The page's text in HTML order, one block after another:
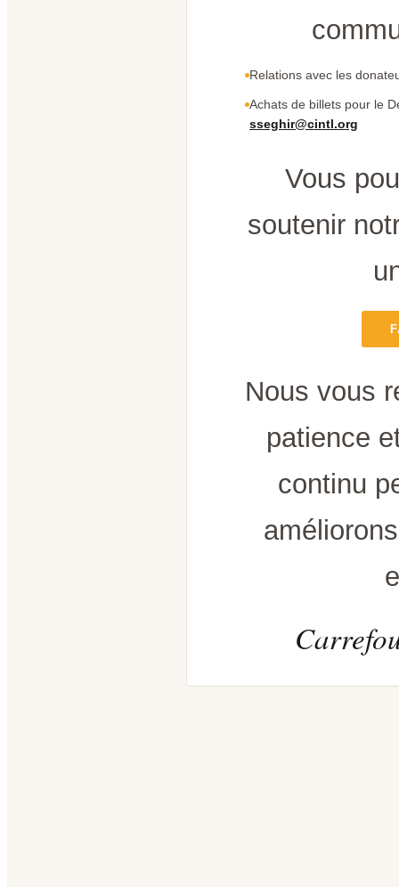
Relations avec les
Achats de billets pour le
sseghir@cintl.org
Vous
soutenir
Nous vous
patience
continu